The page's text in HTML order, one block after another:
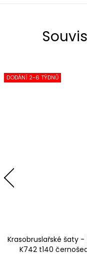
DODÁNÍ 2-6 TÝDNŮ
Krasobruslařské šaty -
K742 t140